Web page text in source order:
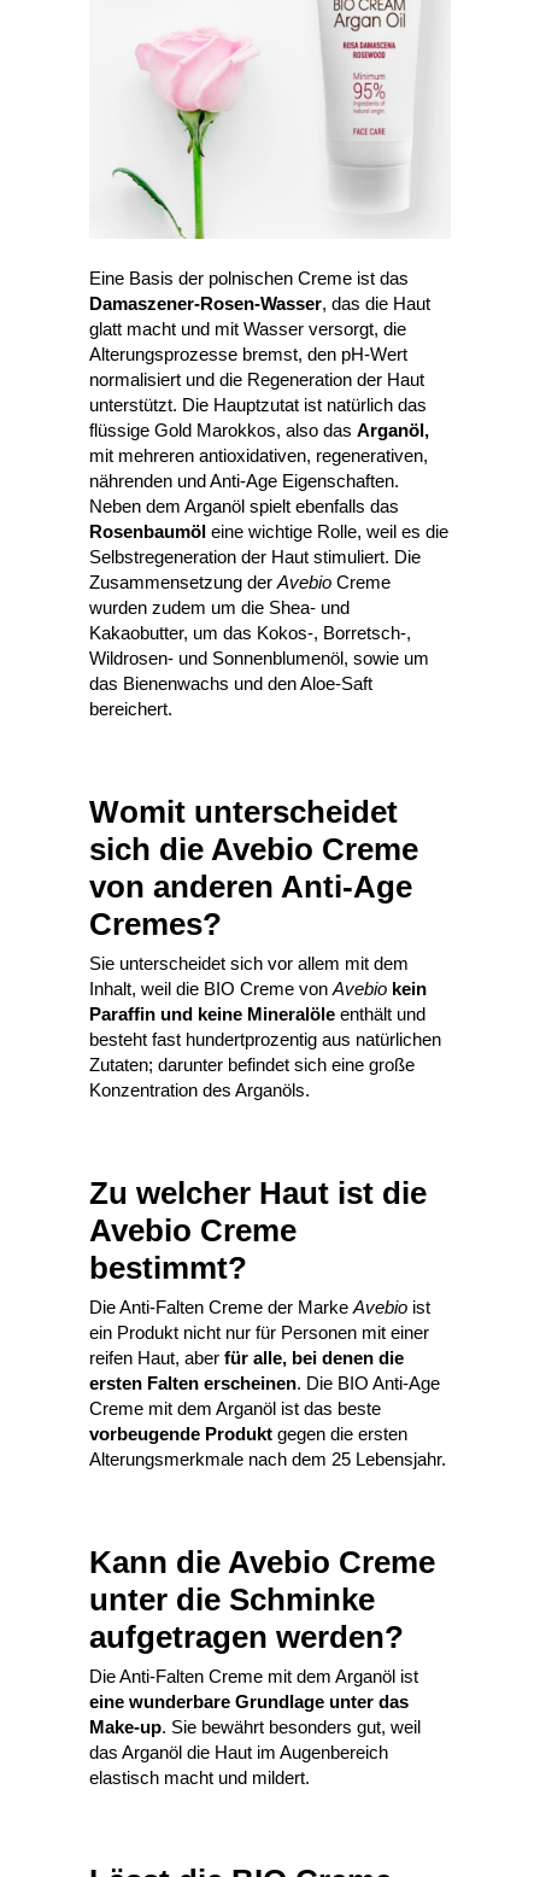
Eine Basis der polnischen Creme ist das
Damaszener-Rosen-Wasser, das die Haut
glatt macht und mit Wasser versorgt, die
Alterungsprozesse bremst, den pH-Wert
normalisiert und die Regeneration der Haut
unterstützt. Die Hauptzutat ist natürlich das
flüssige Gold Marokkos, also das Arganöl,
mit mehreren antioxidativen, regenerativen,
nährenden und Anti-Age Eigenschaften.
Neben dem Arganöl spielt ebenfalls das
Rosenbaumöl eine wichtige Rolle, weil es die
Selbstregeneration der Haut stimuliert. Die
Zusammensetzung der Avebio Creme
wurden zudem um die Shea- und
Kakaobutter, um das Kokos-, Borretsch-,
Wildrosen- und Sonnenblumenöl, sowie um
das Bienenwachs und den Aloe-Saft
bereichert.
Womit unterscheidet
sich die Avebio Creme
von anderen Anti-Age
Cremes?
Sie unterscheidet sich vor allem mit dem
Inhalt, weil die BIO Creme von Avebio kein
Paraffin und keine Mineralöle enthält und
besteht fast hundertprozentig aus natürlichen
Zutaten; darunter befindet sich eine große
Konzentration des Arganöls.
Zu welcher Haut ist die
Avebio Creme
bestimmt?
Die Anti-Falten Creme der Marke Avebio ist
ein Produkt nicht nur für Personen mit einer
reifen Haut, aber für alle, bei denen die
ersten Falten erscheinen. Die BIO Anti-Age
Creme mit dem Arganöl ist das beste
vorbeugende Produkt gegen die ersten
Alterungsmerkmale nach dem 25 Lebensjahr.
Kann die Avebio Creme
unter die Schminke
aufgetragen werden?
Die Anti-Falten Creme mit dem Arganöl ist
eine wunderbare Grundlage unter das
Make-up. Sie bewährt besonders gut, weil
das Arganöl die Haut im Augenbereich
elastisch macht und mildert.